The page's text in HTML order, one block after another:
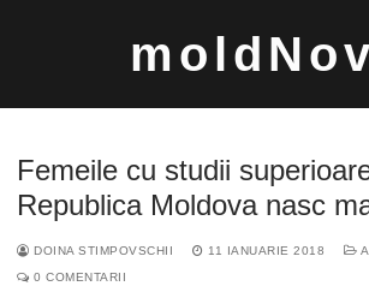
Femeile cu studii
Republica Moldova nasc
DOINA STIMPOVSCHII 11 IANUARIE 2018
0 COMENTARII